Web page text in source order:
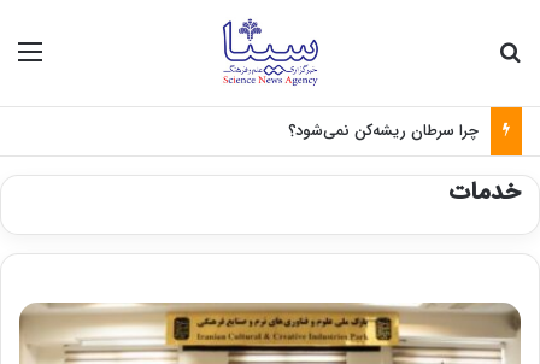
چرا سرطان ریشه‌کن نمی‌شود؟
خدمات